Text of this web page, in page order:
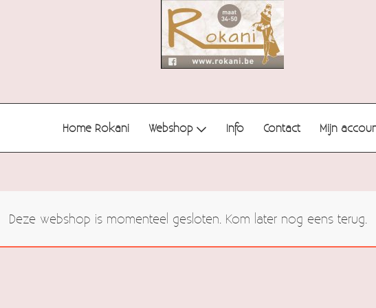
Home Rokani Webshop Info Contact Mijn
Deze webshop is momenteel gesloten. Kom later nog eens terug.